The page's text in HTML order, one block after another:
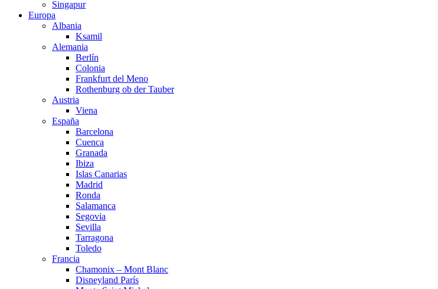
Singapur
Europa
Albania
Ksamil
Alemania
Berlín
Colonia
Frankfurt del Meno
Rothenburg ob der Tauber
Austria
Viena
España
Barcelona
Cuenca
Granada
Ibiza
Islas Canarias
Madrid
Ronda
Salamanca
Segovia
Sevilla
Tarragona
Toledo
Francia
Chamonix – Mont Blanc
Disneyland París